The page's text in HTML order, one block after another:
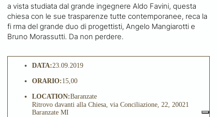
a vista studiata dal grande ingegnere Aldo Favini, questa
chiesa con le sue trasparenze tutte contemporanee, reca la
fi rma del grande duo di progettisti, Angelo Mangiarotti e
Bruno Morassutti. Da non perdere.
DATA:23.09.2019
ORARIO:15,00
LOCATION:Baranzate
Ritrovo davanti alla Chiesa, via Conciliazione, 22, 20021
Baranzate MI